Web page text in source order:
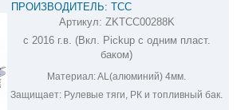
ПРОИЗВОДИТЕЛЬ: ТСС
ЗАЩИТА РУЛЕВЫХ ТЯГ, РК И ТОПЛИВНОГО
БАКА УАЗ PATRIOT ZKTCC00288K
Артикул: ZKTCC00288K
с 2016 г.в. (Вкл. Pickup с одним пласт.
баком)
Материал:AL(алюминий) 4мм.
Защищает: Рулевые тяги, РК и топливный бак.